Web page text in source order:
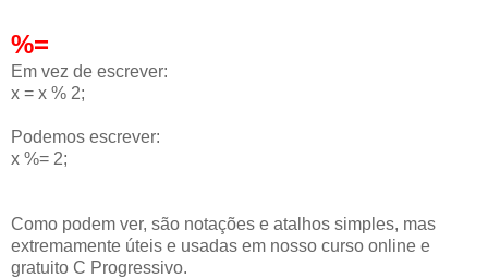
%=
Em vez de escrever:
x = x % 2;
Podemos escrever:
x %= 2;
Como podem ver, são notações e atalhos simples, mas
extremamente úteis e usadas em nosso curso online e
gratuito C Progressivo.